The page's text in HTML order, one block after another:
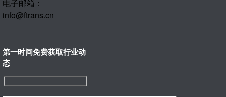
电子邮箱：
info@ftrans.cn
第一时间免费获取行业动
态